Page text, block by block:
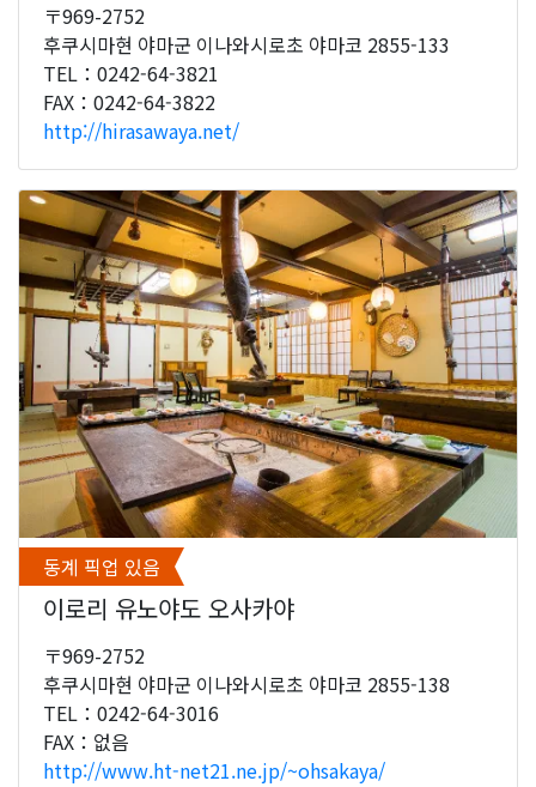
〒969-2752
후쿠시마현 야마군 이나와시로초 야마코 2855-133
TEL：0242-64-3821
FAX：0242-64-3822
http://hirasawaya.net/
동계 픽업 있음
이로리 유노야도 오사카야
〒969-2752
후쿠시마현 야마군 이나와시로초 야마코 2855-138
TEL：0242-64-3016
FAX：없음
http://www.ht-net21.ne.jp/~ohsakaya/